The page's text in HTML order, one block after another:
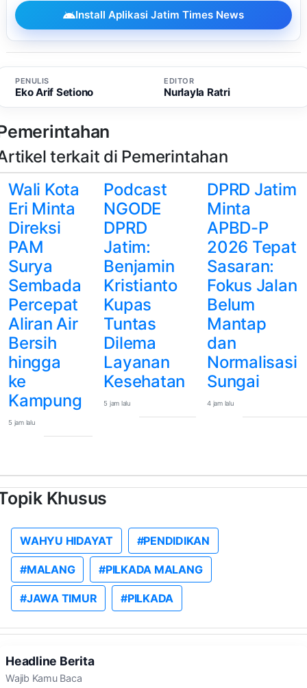
Install Aplikasi Jatim Times News
PENULIS
Eko Arif Setiono
EDITOR
Nurlayla Ratri
terkait di Pemerintahan
Wali Kota
Eri Minta
Direksi
PAM
Surya
Sembada
Percepat
Aliran Air
Bersih
hingga
ke
Kampung
5 jam lalu
Podcast
NGODE
DPRD
Jatim:
Benjamin
Kristianto
Kupas
Tuntas
Dilema
Layanan
Kesehatan
5 jam lalu
DPRD Jatim
Minta
APBD-P
2026 Tepat
Sasaran:
Fokus Jalan
Belum
Mantap
dan
Normalisasi
Sungai
4 jam lalu
Khusus
WAHYU HIDAYAT #PENDIDIKAN
#MALANG #PILKADA MALANG
#JAWA TIMUR #PILKADA
Headline Berita
Wajib Kamu Baca